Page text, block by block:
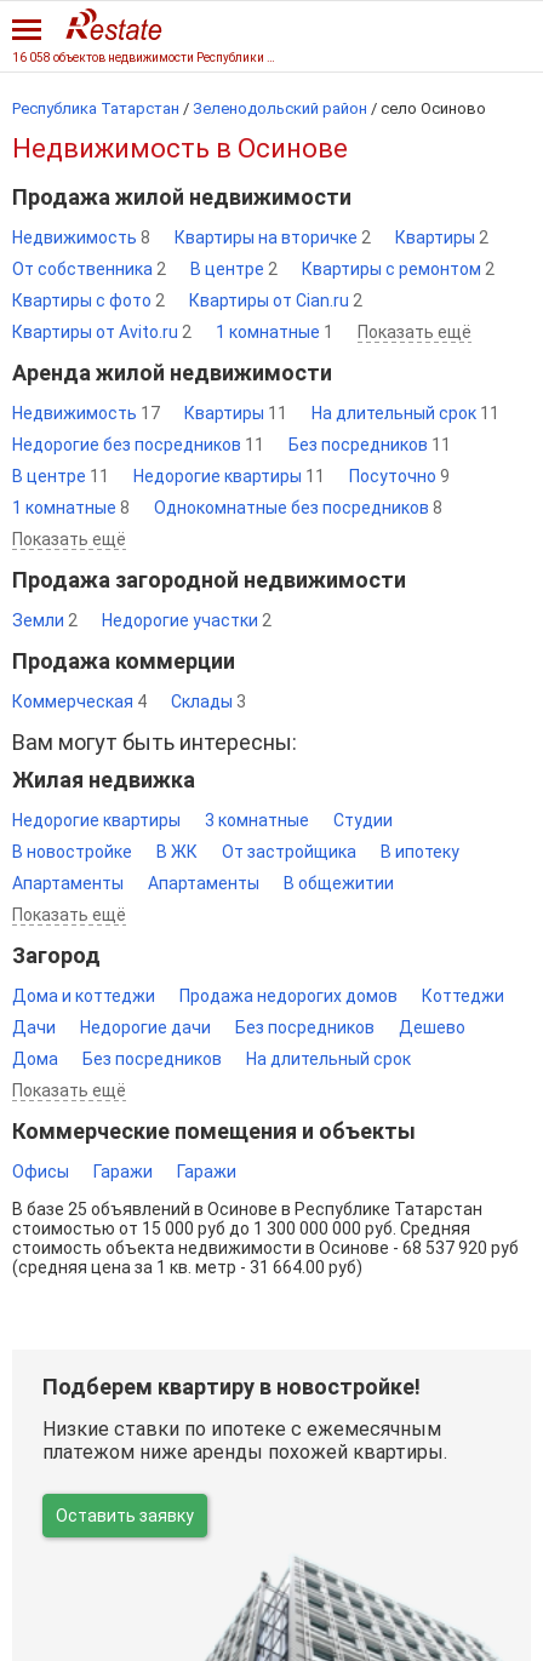
Республика Татарстан / Зеленодольский район / село Осиново
Недвижимость в Осинове
Продажа жилой недвижимости
Недвижимость 8 Квартиры на вторичке 2 Квартиры 2
От собственника 2 В центре 2 Квартиры с ремонтом 2
Квартиры с фото 2 Квартиры от Cian.ru 2
Квартиры от Avito.ru 2 1 комнатные 1 Показать ещё
Аренда жилой недвижимости
Недвижимость 17 Квартиры 11 На длительный срок 11
Недорогие без посредников 11 Без посредников 11
В центре 11 Недорогие квартиры 11 Посуточно 9
1 комнатные 8 Однокомнатные без посредников 8
Показать ещё
Продажа загородной недвижимости
Земли 2 Недорогие участки 2
Продажа коммерции
Коммерческая 4 Склады 3
Вам могут быть интересны:
Жилая недвижка
Недорогие квартиры 3 комнатные
Студии
В новостройке
В ЖК От застройщика
В ипотеку
Апартаменты
Апартаменты
В общежитии
Показать ещё
Загород
Дома и коттеджи Продажа недорогих домов
Коттеджи
Дачи
Недорогие дачи Без посредников
Дешево
Дома
Без посредников
На длительный срок
Показать ещё
Коммерческие помещения и объекты
Офисы Гаражи
Гаражи
В базе 25 объявлений в Осинове в Республике Татарстан
стоимостью от 15 000 руб до 1 300 000 000 руб. Средняя
стоимость объекта недвижимости в Осинове - 68 537 920 руб
(средняя цена за 1 кв. метр - 31 664.00 руб)
Подберем квартиру в новостройке!
Низкие ставки по ипотеке с ежемесячным
платежом ниже аренды похожей квартиры.
Оставить заявку